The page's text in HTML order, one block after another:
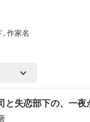
, 作家名
と失恋部下の、一夜